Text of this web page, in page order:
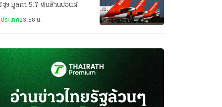
ฐฯ มูลค่า 5.7 พันล้านปอนด์
ระเทศ23:58 น.